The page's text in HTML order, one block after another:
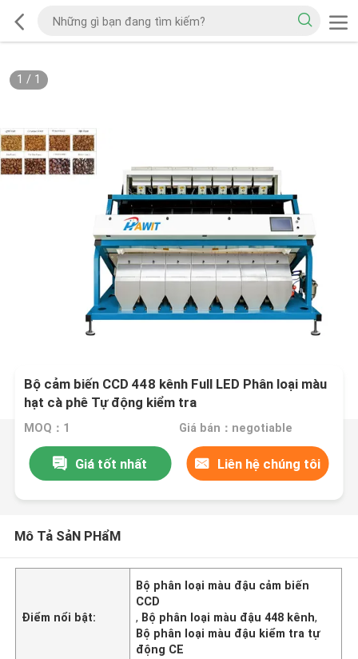
1 / 1
Bộ cảm biến CCD 448 kênh Full LED Phân loại màu
hạt cà phê Tự động kiểm tra
MOQ：1 Giá bán：negotiable
Giá tốt nhất Liên hệ chúng tôi
Mô Tả SảN PHẩM
Điểm nổi bật:
Bộ phân loại màu đậu cảm biến
CCD
, Bộ phân loại màu đậu 448 kênh,
Bộ phân loại màu đậu kiểm tra tự
động CE